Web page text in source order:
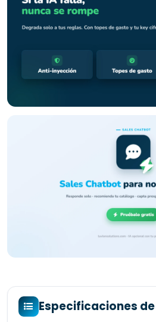
Especificaciones